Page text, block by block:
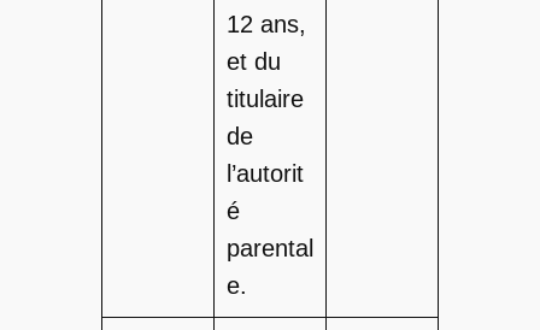
12 ans,
et du
titulaire
de
l’autorit
é
parental
e.